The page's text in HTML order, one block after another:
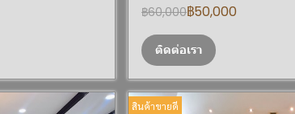
฿60,000฿50,000
ติดต่อเรา
สินค้าขายดี